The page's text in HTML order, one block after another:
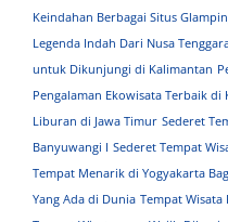
Keindahan Berbagai Situs
Legenda Indah Dari Nusa
untuk Dikunjungi di Kalimantan
Pengalaman Ekowisata Terbaik di
Liburan di Jawa Timur Sederet
Banyuwangi I Sederet Tempat
Tempat Menarik di Yogyakarta
Yang Ada di Dunia Tempat Wisata